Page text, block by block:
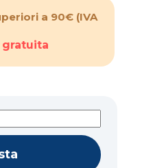
a 90€ (IVA